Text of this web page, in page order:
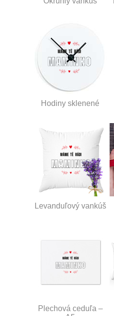
Hodiny sklenené
Levanduľový vankúš
Plechová ceduľa –